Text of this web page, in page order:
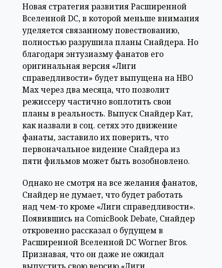
Новая стратегия развития Расширенной
Вселенной DC, в которой меньше внимания
уделяется связанному повествованию,
полностью разрушила планы Снайдера. Но
благодаря энтузиазму фанатов его
оригинальная версия «Лиги
справедливости» будет выпущена на HBO
Max через два месяца, что позволит
режиссеру частично воплотить свои
планы в реальность. Выпуск Снайдер Кат,
как назвали в соц. сетях это движение
фанаты, заставило их поверить, что
первоначальное видение Снайдера из
пяти фильмов может быть возобновлено.
Однако не смотря на все желания фанатов,
Снайдер не думает, что будет работать
над чем-то кроме «Лиги справедливости».
Появившись на ComicBook Debate, Снайдер
откровенно рассказал о будущем в
Расширенной Вселенной DC Worner Bros.
Признавая, что он даже не ожидал